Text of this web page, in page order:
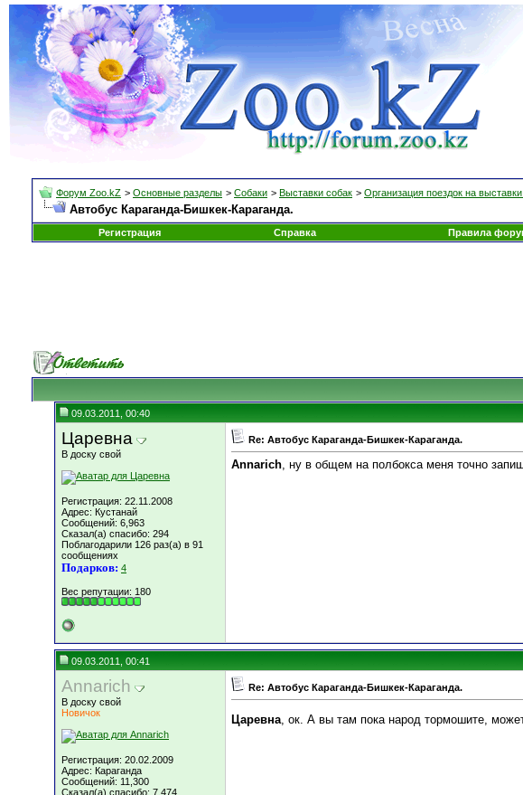
Форум Zoo.kZ > Основные разделы > Собаки > Выставки собак > Организация поездок на
Автобус Караганда-Бишкек-Караганда.
Регистрация Справка Правила
09.03.2011, 00:40
Царевна
В доску свой
Регистрация: 22.11.2008
Адрес: Кустанай
Сообщений: 6,963
Сказал(а) спасибо: 294
Поблагодарили 126 раз(а) в 91
сообщениях
Подарков: 4
Вес репутации: 180
Re: Автобус Караганда-Бишкек-Караганда.
Annarich, ну в общем на полбокса меня точно
09.03.2011, 00:41
Annarich
В доску свой
Новичок
Регистрация: 20.02.2009
Адрес: Караганда
Сообщений: 11,300
Сказал(а) спасибо: 7,474
Re: Автобус Караганда-Бишкек-Караганда.
Царевна, ок. А вы там пока народ тормошите,